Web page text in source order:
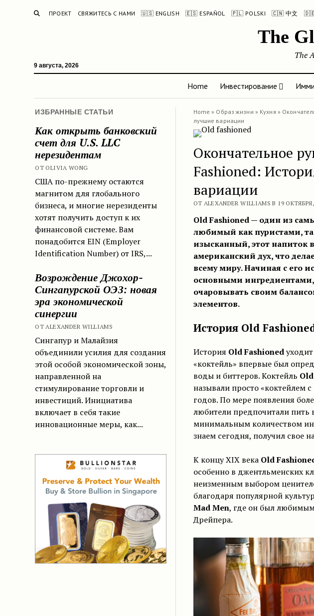
ПОИСК
ПРОЕКТ СВЯЖИТЕСЬ С НАМИ 🇺🇸 ENGLISH 🇪🇸 ESPAÑOL 🇵🇱 POLSKI 🇨🇳 中文 🇩🇪
The
9 августа, 2026
The
Home Инвестирование
ИЗБРАННЫЕ СТАТЬИ
Как открыть банковский
счет для U.S. LLC
нерезидентам
ОТ OLIVIA WONG
США по-прежнему остаются
магнитом для глобального
бизнеса, и многие нерезиденты
хотят получить доступ к их
финансовой системе. Вам
понадобится EIN (Employer
Identification Number) от IRS,...
Возрождение Джохор-
Сингапурской ОЭЗ: новая
эра экономической
синергии
ОТ ALEXANDER WILLIAMS
Сингапур и Малайзия
объединили усилия для создания
этой особой экономической зоны,
направленной на
стимулирование торговли и
инвестиций. Инициатива
включает в себя такие
инновационные меры, как...
Home » Образ жизни » Кухня »
лучшие вариации
Окончательное
Fashioned:
вариации
ОТ ALEXANDER WILLIAMS В 19
Old Fashioned— один из
любимый как пуристами,
изысканный, этот напиток
американский дух, что
всему миру. Начиная с его
основными
очаровывать своим
элементов.
История Old
История Old Fashionedуходит
«коктейль» впервые был
воды и биттеров. Коктейль
называли просто «коктейлем
годов. По мере появления
любители предпочитали пить
минимальным количеством
знаем сегодня, получил свое
К концу XIX века Old
особенно в джентльменских
неизменным выбором
благодаря популярной
Mad Men, где он был
Дрейпера.